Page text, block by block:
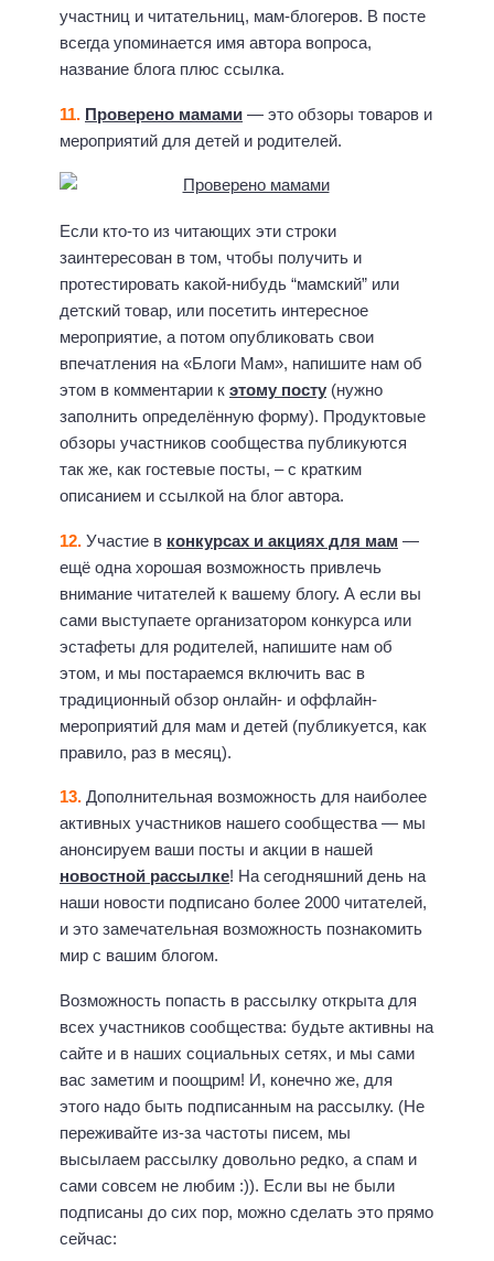
участниц и читательниц, мам-блогеров. В посте
всегда упоминается имя автора вопроса,
название блога плюс ссылка.
11. Проверено мамами — это обзоры товаров и
мероприятий для детей и родителей.
Если кто-то из читающих эти строки
заинтересован в том, чтобы получить и
протестировать какой-нибудь “мамский” или
детский товар, или посетить интересное
мероприятие, а потом опубликовать свои
впечатления на «Блоги Мам», напишите нам об
этом в комментарии к этому посту (нужно
заполнить определённую форму). Продуктовые
обзоры участников сообщества публикуются
так же, как гостевые посты, – с кратким
описанием и ссылкой на блог автора.
12. Участие в конкурсах и акциях для мам —
ещё одна хорошая возможность привлечь
внимание читателей к вашему блогу. А если вы
сами выступаете организатором конкурса или
эстафеты для родителей, напишите нам об
этом, и мы постараемся включить вас в
традиционный обзор онлайн- и оффлайн-
мероприятий для мам и детей (публикуется, как
правило, раз в месяц).
13. Дополнительная возможность для наиболее
активных участников нашего сообщества — мы
анонсируем ваши посты и акции в нашей
новостной рассылке! На сегодняшний день на
наши новости подписано более 2000 читателей,
и это замечательная возможность познакомить
мир с вашим блогом.
Возможность попасть в рассылку открыта для
всех участников сообщества: будьте активны на
сайте и в наших социальных сетях, и мы сами
вас заметим и поощрим! И, конечно же, для
этого надо быть подписанным на рассылку. (Не
переживайте из-за частоты писем, мы
высылаем рассылку довольно редко, а спам и
сами совсем не любим :)). Если вы не были
подписаны до сих пор, можно сделать это прямо
сейчас: